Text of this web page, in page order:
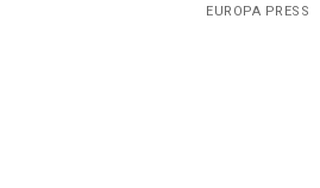
EUROPA PRESS